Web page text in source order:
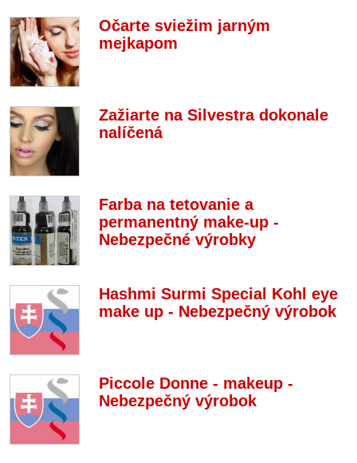
Očarte sviežim jarným
mejkapom
Zažiarte na Silvestra dokonale
nalíčená
Farba na tetovanie a
permanentný make-up -
Nebezpečné výrobky
Hashmi Surmi Special Kohl eye
make up - Nebezpečný výrobok
Piccole Donne - makeup -
Nebezpečný výrobok